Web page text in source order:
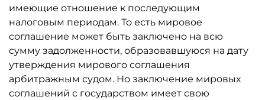
имеющие отношение к последующим
налоговым периодам. То есть мировое
соглашение может быть заключено на всю
сумму задолженности, образовавшуюся на дату
утверждения мирового соглашения
арбитражным судом. Но заключение мировых
соглашений с государством имеет свою